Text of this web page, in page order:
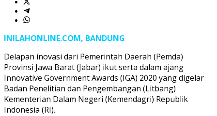
INILAHONLINE.COM, BANDUNG
Delapan inovasi dari Pemerintah Daerah (Pemda)
Provinsi Jawa Barat (Jabar) ikut serta dalam ajang
Innovative Government Awards (IGA) 2020 yang digelar
Badan Penelitian dan Pengembangan (Litbang)
Kementerian Dalam Negeri (Kemendagri) Republik
Indonesia (RI).